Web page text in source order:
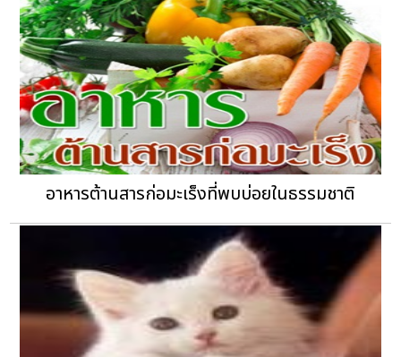
อาหารต้านสารก่อมะเร็งที่พบบ่อยในธรรมชาติ